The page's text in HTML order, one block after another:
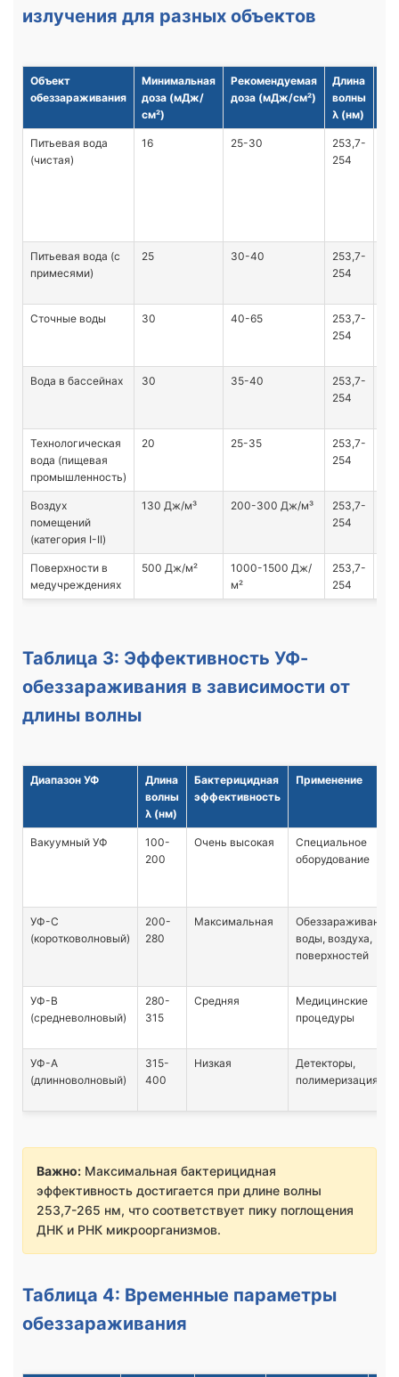
излучения для разных объектов
Объект
обеззараживания
Минимальная
доза (мДж/
см²)
Рекомендуемая
доза (мДж/см²)
Длина
волны
λ (нм)
Питьевая вода
(чистая)
16 25-30
253,7-
254
Питьевая вода (с
примесями)
25 30-40
253,7-
254
Сточные воды 30 40-65
253,7-
254
Вода в бассейнах 30 35-40
253,7-
254
Технологическая
вода (пищевая
промышленность)
20 25-35
253,7-
254
Воздух
помещений
(категория I-II)
130 Дж/м³ 200-300 Дж/м³
253,7-
254
Поверхности в
медучреждениях
500 Дж/м²
1000-1500 Дж/
м²
253,7-
254
Таблица 3: Эффективность УФ-
обеззараживания в зависимости от
длины волны
Диапазон УФ
Длина
волны
λ (нм)
Бактерицидная
эффективность
Применение
Вакуумный УФ
100-
200
Очень высокая
Специальное
оборудование
УФ-С
(коротковолновый)
200-
280
Максимальная
Обеззараживание
воды, воздуха,
поверхностей
УФ-В
(средневолновый)
280-
315
Средняя
Медицинские
процедуры
УФ-А
(длинноволновый)
315-
400
Низкая
Детекторы,
полимеризация
Важно: Максимальная бактерицидная
эффективность достигается при длине волны
253,7-265 нм, что соответствует пику поглощения
ДНК и РНК микроорганизмов.
Таблица 4: Временные параметры
обеззараживания